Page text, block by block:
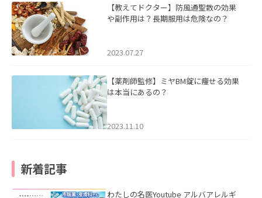
【教えてドクター】防風通聖散の効果
や副作用は？長期服用は危険なの？
2023.07.27
【薬剤師監修】ミヤBM錠に痩せる効果
は本当にあるの？
2023.11.10
新着記事
わたしの名医Youtube アルバアレルギ